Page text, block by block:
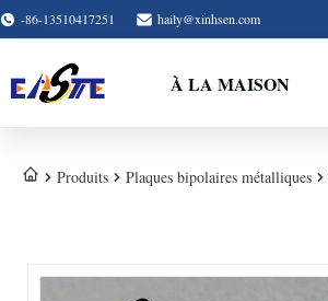
-86-13510417251 haily@xinhsen.com
À LA MAISON
Produits Plaques bipolaires métalliques